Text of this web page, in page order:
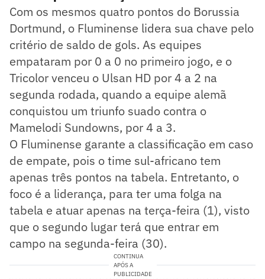
Com os mesmos quatro pontos do Borussia
Dortmund, o Fluminense lidera sua chave pelo
critério de saldo de gols. As equipes
empataram por 0 a 0 no primeiro jogo, e o
Tricolor venceu o Ulsan HD por 4 a 2 na
segunda rodada, quando a equipe alemã
conquistou um triunfo suado contra o
Mamelodi Sundowns, por 4 a 3.
O Fluminense garante a classificação em caso
de empate, pois o time sul-africano tem
apenas três pontos na tabela. Entretanto, o
foco é a liderança, para ter uma folga na
tabela e atuar apenas na terça-feira (1), visto
que o segundo lugar terá que entrar em
campo na segunda-feira (30).
CONTINUA
APÓS A
PUBLICIDADE